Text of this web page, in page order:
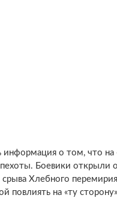
о том, что на
Боевики открыли
Хлебного
повлиять на «ту